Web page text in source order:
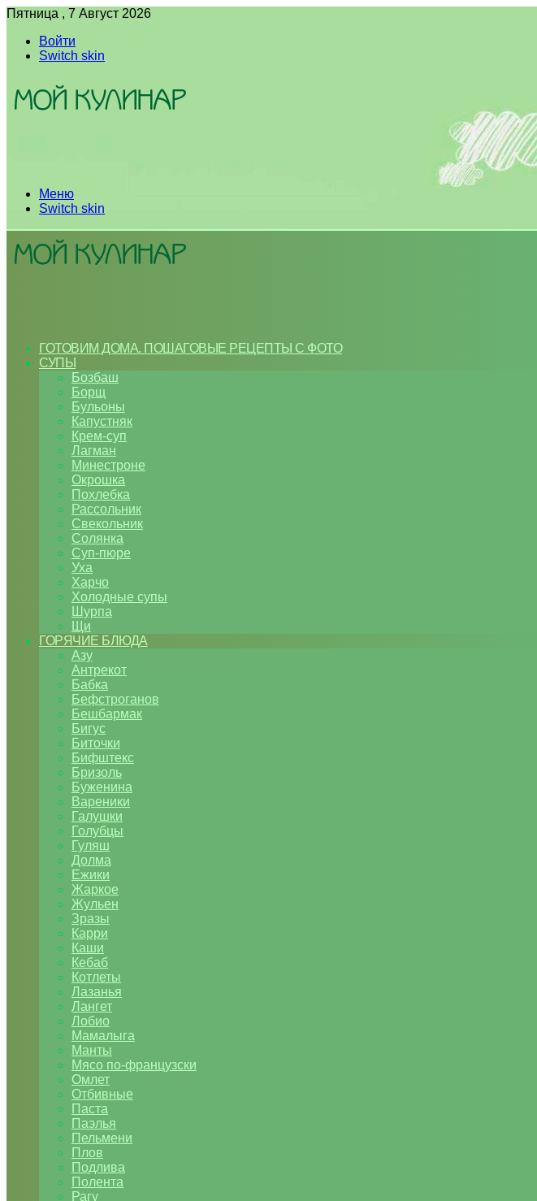
Пятница , 7 Август 2026
Войти
Switch skin
Меню
Switch skin
ГОТОВИМ ДОМА. ПОШАГОВЫЕ РЕЦЕПТЫ С ФОТО
СУПЫ
Бозбаш
Борщ
Бульоны
Капустняк
Крем-суп
Лагман
Минестроне
Окрошка
Похлебка
Рассольник
Свекольник
Солянка
Суп-пюре
Уха
Харчо
Холодные супы
Шурпа
Щи
ГОРЯЧИЕ БЛЮДА
Азу
Антрекот
Бабка
Бефстроганов
Бешбармак
Бигус
Биточки
Бифштекс
Бризоль
Буженина
Вареники
Галушки
Голубцы
Гуляш
Долма
Ежики
Жаркое
Жульен
Зразы
Карри
Каши
Кебаб
Котлеты
Лазанья
Лангет
Лобио
Мамалыга
Манты
Мясо по-французски
Омлет
Отбивные
Паста
Паэлья
Пельмени
Плов
Подлива
Полента
Рагу